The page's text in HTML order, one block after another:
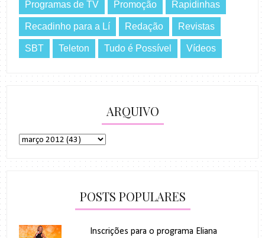
Programas de TV Promoção Rapidinhas
Recadinho para a Lí Redação Revistas
SBT Teleton Tudo é Possível Vídeos
ARQUIVO
POSTS POPULARES
Inscrições para o programa Eliana